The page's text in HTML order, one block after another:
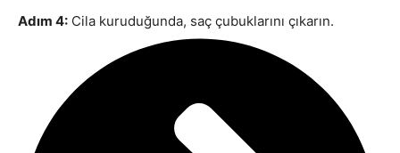
Adım 4: Cila kuruduğunda, saç çubuklarını çıkarın.